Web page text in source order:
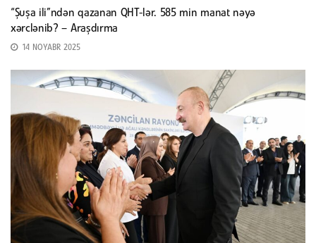
“Şuşa ili”ndən qazanan QHT-lər. 585 min manat nəyə
xərclənib? – Araşdırma
14 NOYABR 2025